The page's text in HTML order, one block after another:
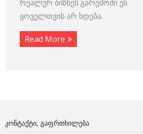
რეალურ ბიზნეს გარემოში ეს
ყოველთვის არ ხდება.
Read More
ᲙᲝᲜᲢᲐᲥᲢᲘ, ᲒᲐᲤᲠᲗᲮᲘᲚᲔᲑᲐ